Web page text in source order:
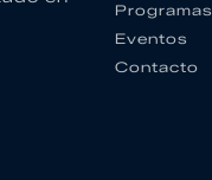
Programas
Eventos
Contacto